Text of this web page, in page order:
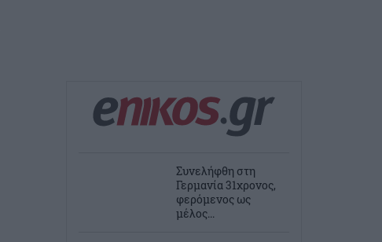
Συνελήφθη στη
Γερμανία 31χρονος,
φερόμενος ως
μέλος...